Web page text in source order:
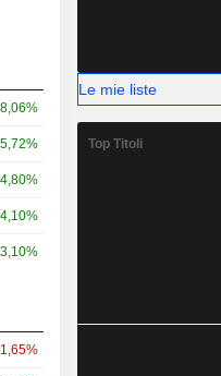
Le mie liste
Top Titoli